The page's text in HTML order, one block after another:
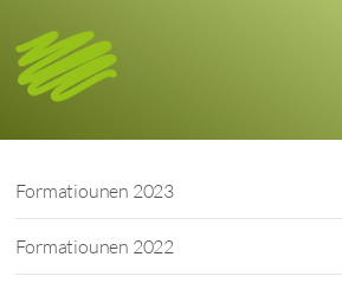
Formatiounen 2023
Formatiounen 2022